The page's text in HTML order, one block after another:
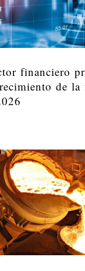
financiero
de la